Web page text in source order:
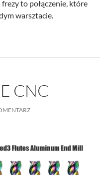
to połączenie, które
warsztacie.
CNC